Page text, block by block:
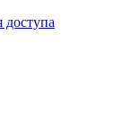
доступа